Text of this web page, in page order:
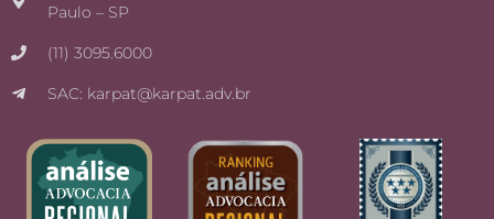
Paulo – SP
(11) 3095.6000
SAC: karpat@karpat.adv.br